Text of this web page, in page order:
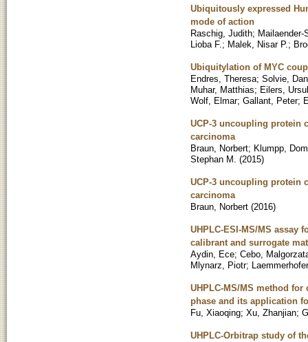
Ubiquitously expressed
mode of action
Raschig, Judith; Mailaender-
Lioba F. ; Malek, Nisar P. ;
Ubiquitylation of MYC
Endres, Theresa; Solvie,
Muhar, Matthias; Eilers,
Wolf, Elmar; Gallant, Peter;
UCP-3 uncoupling protein
carcinoma
Braun, Norbert; Klumpp,
Stephan M. (2015)
UCP-3 uncoupling protein
carcinoma
Braun, Norbert (2016)
UHPLC-ESI-MS/MS
calibrant and surrogate
Aydin, Ece; Cebo,
Mlynarz, Piotr;
UHPLC-MS/MS method
phase and its application
Fu, Xiaoqing; Xu, Zhanjian;
UHPLC-Orbitrap study of